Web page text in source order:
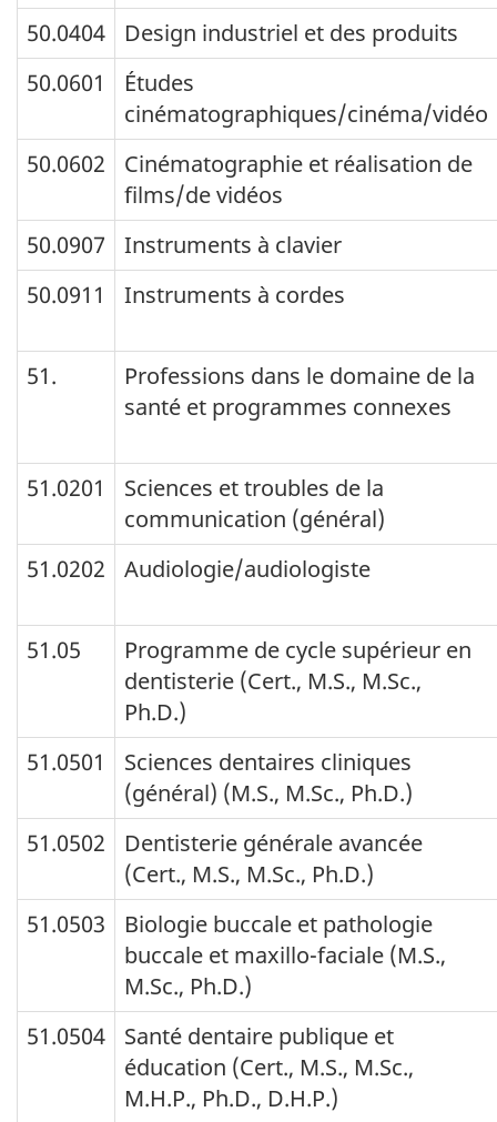
50.0404
Design industriel et des produits
50.0601
Études
cinématographiques/cinéma/vidéo
50.0602
Cinématographie et réalisation de
films/de vidéos
50.0907
Instruments à clavier
50.0911
Instruments à cordes
51.
Professions dans le domaine de la
santé et programmes connexes
51.0201
Sciences et troubles de la
communication (général)
51.0202
Audiologie/audiologiste
51.05
Programme de cycle supérieur en
dentisterie (Cert., M.S., M.Sc.,
Ph.D.)
51.0501
Sciences dentaires cliniques
(général) (M.S., M.Sc., Ph.D.)
51.0502
Dentisterie générale avancée
(Cert., M.S., M.Sc., Ph.D.)
51.0503
Biologie buccale et pathologie
buccale et maxillo-faciale (M.S.,
M.Sc., Ph.D.)
51.0504
Santé dentaire publique et
éducation (Cert., M.S., M.Sc.,
M.H.P., Ph.D., D.H.P.)